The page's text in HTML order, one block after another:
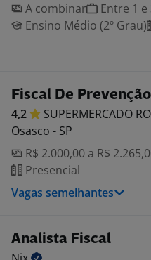
A combinar
Entre 1 e
Ensino Médio (2º Grau)
Fiscal De
4,2 SUPERMERCADO
Osasco - SP
R$ 2.000,00 a R$
Presencial
Vagas semelhantes
Analista Fiscal